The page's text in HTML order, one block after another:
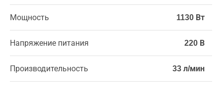
Мощность 1130 Вт
Напряжение питания 220 В
Производительность 33 л/мин